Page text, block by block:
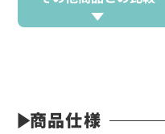
商品仕様